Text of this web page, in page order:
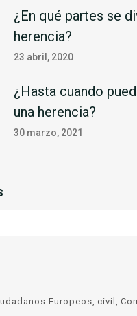
¿En qué partes se
herencia?
23 abril, 2020
¿Hasta cuando
una herencia?
30 marzo, 2021
Europeos civil